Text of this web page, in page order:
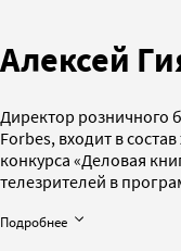
Алексей
Директор розничного
Forbes, входит в
конкурса «Деловая
телезрителей в
Подробнее